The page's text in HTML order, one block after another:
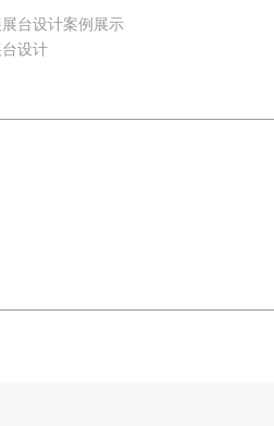
台设计案例展示
设计